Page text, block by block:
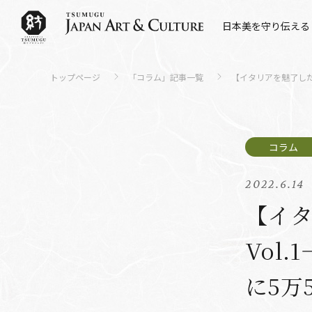
日本美を守り伝え
トップページ 「コラム」記事一覧 【イタリアを魅了
2022.6.14
【イ
に5万